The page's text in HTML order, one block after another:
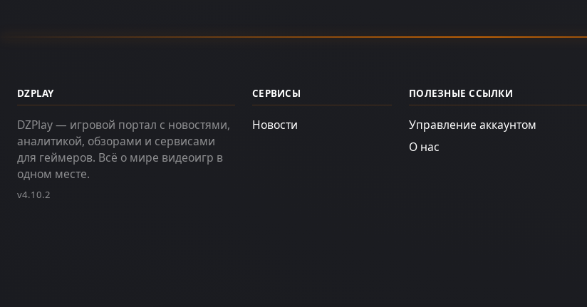
DZPLAY
DZPlay — игровой портал с новостями,
аналитикой, обзорами и сервисами
для геймеров. Всё о мире видеоигр в
одном месте.
v4.10.2
СЕРВИСЫ
Новости
ПОЛЕЗНЫЕ ССЫЛКИ
Управление аккаунтом
О нас